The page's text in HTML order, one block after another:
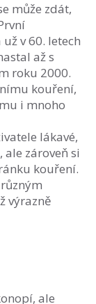
může zdát,
v 60. letech
až s
roku 2000.
kouření,
i mnoho
lákavé,
zároveň si
kouření.
výrazně
ale